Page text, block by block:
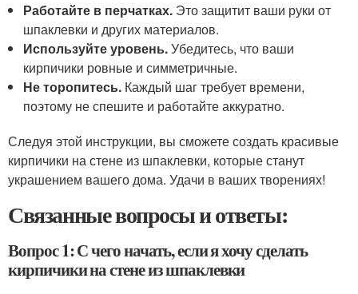
Работайте в перчатках. Это защитит ваши руки от
шпаклевки и других материалов.
Используйте уровень.Убедитесь, что ваши
кирпичики ровные и симметричные.
Не торопитесь. Каждый шаг требует времени,
поэтому не спешите и работайте аккуратно.
Следуя этой инструкции, вы сможете создать красивые
кирпичики на стене из шпаклевки, которые станут
украшением вашего дома. Удачи в ваших творениях!
Связанные вопросы и ответы:
Вопрос 1: С чего начать, если я хочу сделать
кирпичики на стене из шпаклевки